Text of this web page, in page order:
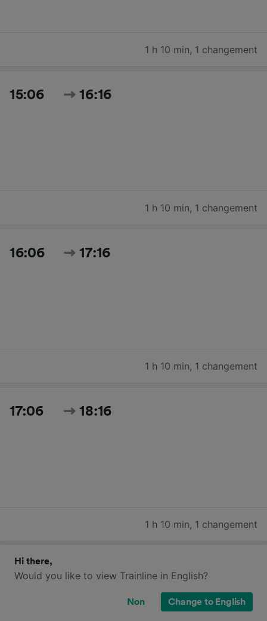
1 h 10 min, 1 changement
15:06 16:16
1 h 10 min, 1 changement
16:06 17:16
1 h 10 min, 1 changement
17:06 18:16
1 h 10 min, 1 changement
Rechercher tous les horaires et prix du jour
Hi there,
Would you like to view Trainline in English?
Non Change to English